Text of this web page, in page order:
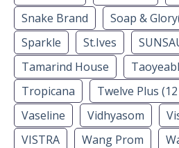
Snake Brand
Soap &
Sparkle
St.Ives
Tamarind House
Tropicana
Twelve Plus
Vaseline
Vidhyasom
VISTRA
Wang Prom